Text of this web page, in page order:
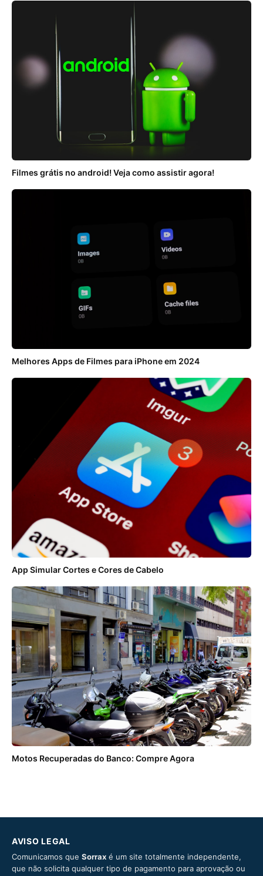
Filmes grátis no android! Veja como assistir agora!
Melhores Apps de Filmes para iPhone em 2024
App Simular Cortes e Cores de Cabelo
Motos Recuperadas do Banco: Compre Agora
AVISO LEGAL
Comunicamos que Sorrax é um site totalmente independente,
que não solicita qualquer tipo de pagamento para aprovação ou